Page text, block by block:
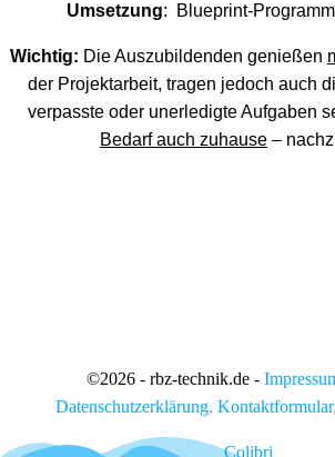
Umsetzung: Blueprint-
Wichtig: Die Auszubildenden genießen
der Projektarbeit, tragen jedoch auch
verpasste oder unerledigte Aufgaben
Bedarf auch zuhause –
©2026 - rbz-technik.de -
Datenschutzerklärung, Kontaktformular,
Colibri